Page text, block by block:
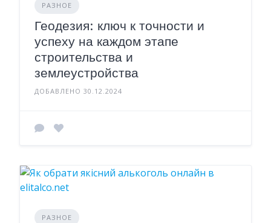
РАЗНОЕ
Геодезия: ключ к точности и
успеху на каждом этапе
строительства и
землеустройства
ДОБАВЛЕНО 30.12.2024
РАЗНОЕ